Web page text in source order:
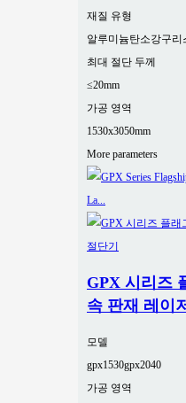
재질 유형
알루미늄탄소강구리
최대 절단 두께
≤20mm
가공 영역
1530x3050mm
More parameters
GPX 시리즈
속 판재 레이
모델
gpx1530gpx2040
가공 영역